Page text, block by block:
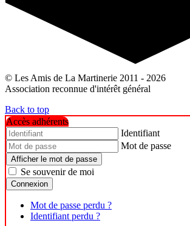
© Les Amis de La Martinerie 2011 - 2026
Association reconnue d'intérêt général
Back to top
Accès adhérents
Identifiant
Mot de passe
Afficher le mot de passe
Se souvenir de moi
Connexion
Mot de passe perdu ?
Identifiant perdu ?